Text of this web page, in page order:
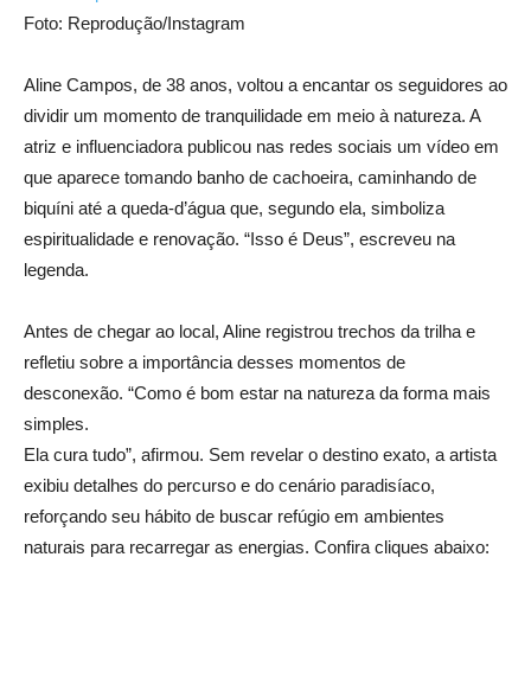
Foto: Reprodução/Instagram
Aline Campos, de 38 anos, voltou a encantar os seguidores ao
dividir um momento de tranquilidade em meio à natureza. A
atriz e influenciadora publicou nas redes sociais um vídeo em
que aparece tomando banho de cachoeira, caminhando de
biquíni até a queda-d’água que, segundo ela, simboliza
espiritualidade e renovação. “Isso é Deus”, escreveu na
legenda.
Antes de chegar ao local, Aline registrou trechos da trilha e
refletiu sobre a importância desses momentos de
desconexão. “Como é bom estar na natureza da forma mais
simples.
Ela cura tudo”, afirmou. Sem revelar o destino exato, a artista
exibiu detalhes do percurso e do cenário paradisíaco,
reforçando seu hábito de buscar refúgio em ambientes
naturais para recarregar as energias. Confira cliques abaixo: